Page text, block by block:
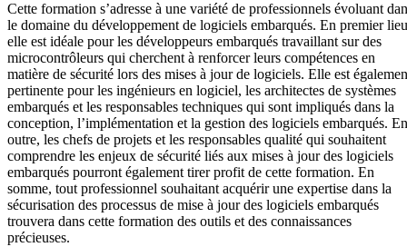
Cette formation s’adresse à une variété de professionnels évoluant
le domaine du développement de logiciels embarqués. En premier
elle est idéale pour les développeurs embarqués travaillant sur des
microcontrôleurs qui cherchent à renforcer leurs compétences en
matière de sécurité lors des mises à jour de logiciels. Elle est
pertinente pour les ingénieurs en logiciel, les architectes de systèmes
embarqués et les responsables techniques qui sont impliqués dans la
conception, l’implémentation et la gestion des logiciels embarqués. En
outre, les chefs de projets et les responsables qualité qui souhaitent
comprendre les enjeux de sécurité liés aux mises à jour des logiciels
embarqués pourront également tirer profit de cette formation. En
somme, tout professionnel souhaitant acquérir une expertise dans la
sécurisation des processus de mise à jour des logiciels embarqués
trouvera dans cette formation des outils et des connaissances
précieuses.